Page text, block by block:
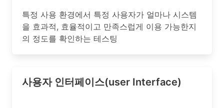
특정 사용 환경에서 특정 사용자가 얼마나 시스템
을 효과적, 효율적이고 만족스럽게 이용 가능한지
의 정도를 확인하는 테스팅
사용자 인터페이스(user Interface)